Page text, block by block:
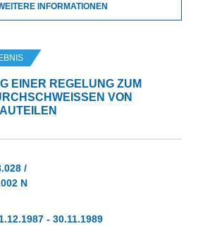
INFORMATIONEN
EINER REGELUNG ZUM
VON A
/
N
- 30.11.1989